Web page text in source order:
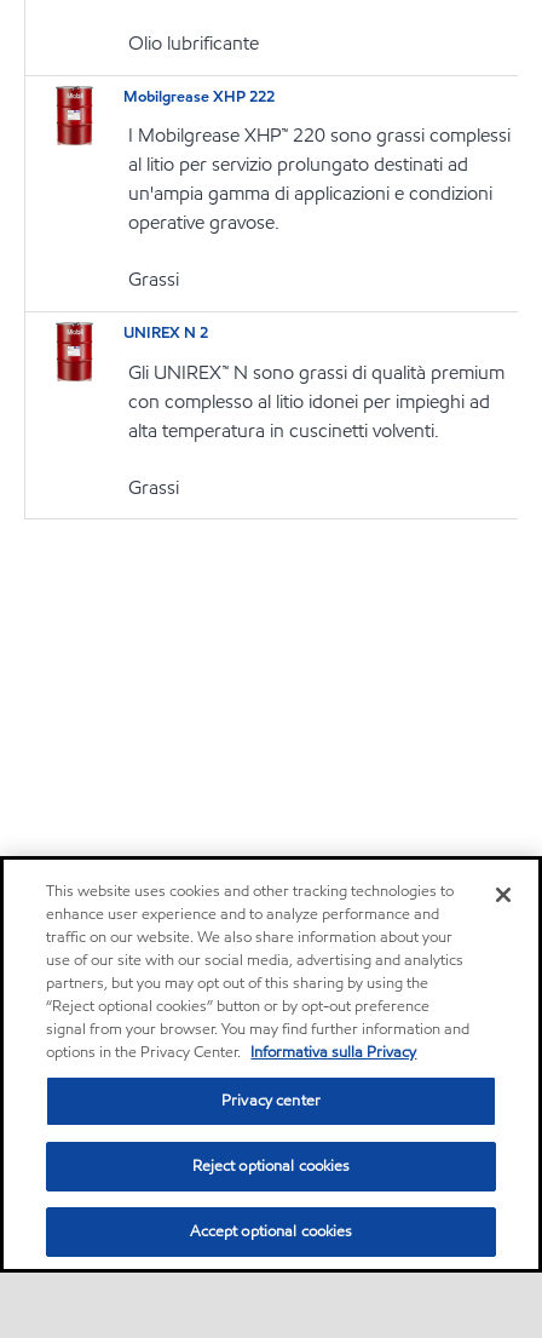
Olio lubrificante
Mobilgrease XHP 222
I Mobilgrease XHP™ 220 sono grassi complessi
al litio per servizio prolungato destinati ad
un'ampia gamma di applicazioni e condizioni
operative gravose.
Grassi
UNIREX N 2
Gli UNIREX™ N sono grassi di qualità premium
con complesso al litio idonei per impieghi ad
alta temperatura in cuscinetti volventi.
Grassi
This website uses cookies and other tracking technologies to
enhance user experience and to analyze performance and
traffic on our website. We also share information about your
use of our site with our social media, advertising and analytics
partners, but you may opt out of this sharing by using the
“Reject optional cookies” button or by opt-out preference
signal from your browser. You may find further information and
options in the Privacy Center. Informativa sulla Privacy
Privacy center
Reject optional cookies
Accept optional cookies